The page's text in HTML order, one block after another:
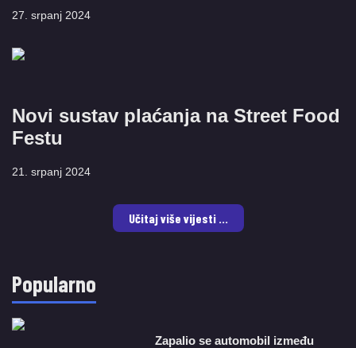
27. srpanj 2024
Novi sustav plaćanja na Street Food
Festu
21. srpanj 2024
Učitaj više vijesti ...
Popularno
Zapalio se automobil između